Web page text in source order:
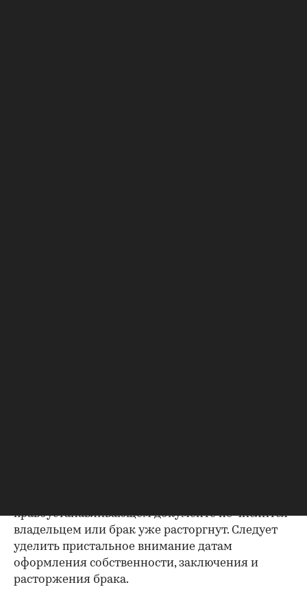
правоустанавливающем документе не числится
владельцем или брак уже расторгнут. Следует
уделить пристальное внимание датам
оформления собственности, заключения и
расторжения брака.